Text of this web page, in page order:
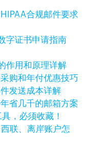
合规邮件要求
字证书申请指南
作用和原理详解
购和年付优惠技巧
发送成本详解
省几千的邮箱方案
，必须收藏！
联、离岸账户怎